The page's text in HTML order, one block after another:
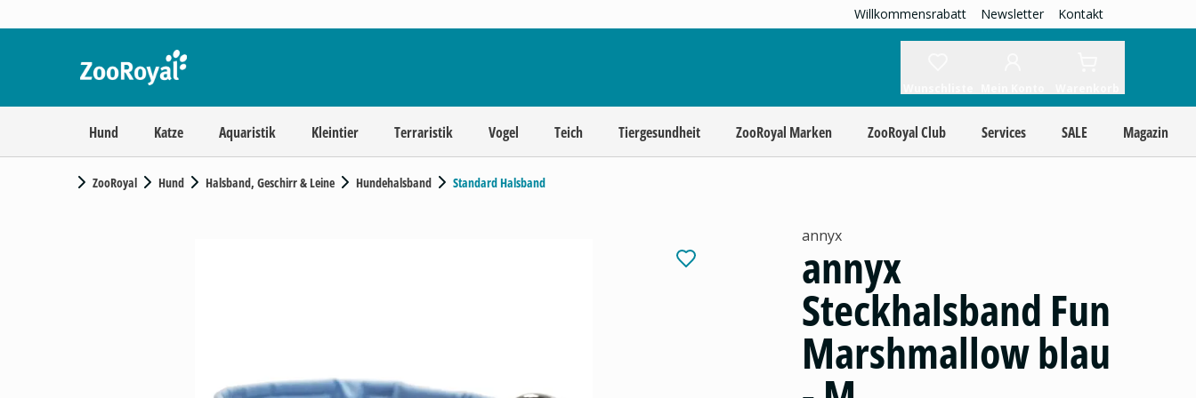
Willkommensrabatt Newsletter Kontakt
Hund Katze Aquaristik Kleintier Terraristik Vogel Teich Tiergesundheit ZooRoyal Marken ZooRoyal Club Services SALE Magazin
ZooRoyal Hund Halsband, Geschirr & Leine Hundehalsband Standard Halsband
annyx
annyx
Steckhalsband Fun
Marshmallow blau